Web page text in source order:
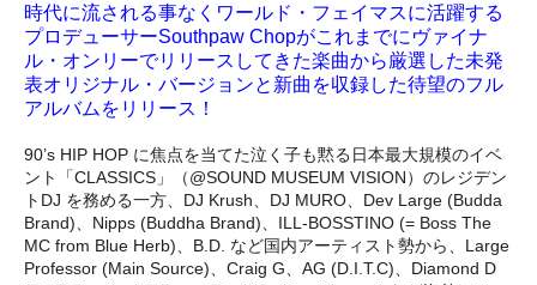
時代に流される事なくワールド・フェイマスに活躍する
プロデューサーSouthpaw Chopがこれまでにヴァイナ
ル・オンリーでリリースしてきた楽曲から厳選した未発
表オリジナル・バージョンと新曲を収録した待望のフル
アルバムをリリース！
90’s HIP HOP に焦点を当てた泣く子も黙る日本最大規模のイベ
ント「CLASSICS」（@SOUND MUSEUM VISION）のレジデン
トDJ を務める一方、DJ Krush、DJ MURO、Dev Large (Budda
Brand)、Nipps (Buddha Brand)、ILL-BOSSTINO (= Boss The
MC from Blue Herb)、B.D. など国内アーティスト勢から、Large
Professor (Main Source)、Craig G、AG (D.I.T.C)、Diamond D